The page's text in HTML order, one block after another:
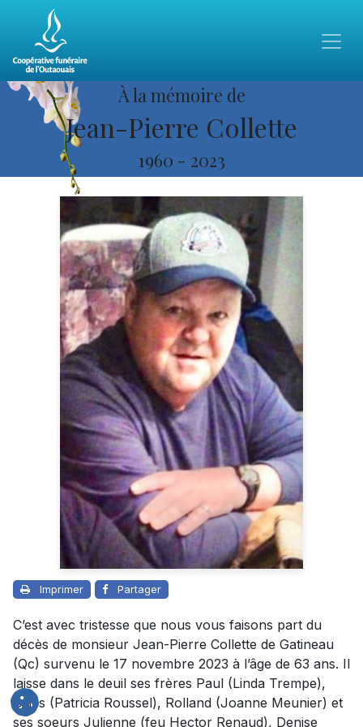
À la mémoire de
Jean-Pierre Collette
1960 - 2023
Imprimer Partager
C’est avec tristesse que nous vous faisons part du
décès de monsieur Jean-Pierre Collette de Gatineau
(Qc) survenu le 17 novembre 2023 à l’âge de 63 ans. Il
laisse dans le deuil ses frères Paul (Linda Trempe),
Gilles (Patricia Roussel), Rolland (Joanne Meunier) et
ses soeurs Julienne (feu Hector Renaud), Denise